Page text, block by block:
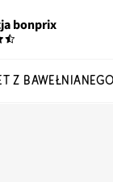
bonprix
Z